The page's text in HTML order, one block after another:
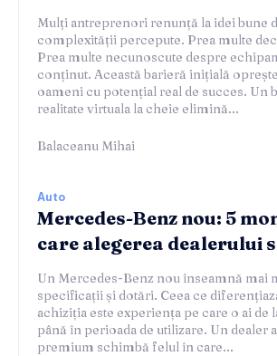
Mulți antreprenori renunță la idei bune
complexității percepute. Prea multe
Prea multe necunoscute despre
conținut. Această barieră inițială
oameni cu potențial real de succes. Un
realitate virtuala la cheie elimină...
Balaceanu Mihai
Auto
Mercedes-Benz nou: 5
care alegerea dealerului
Un Mercedes-Benz nou înseamnă mai
specificații și dotări. Ceea ce
achiziția este experiența pe care o ai de
până în perioada de utilizare. Un dealer
premium schimbă felul în care...